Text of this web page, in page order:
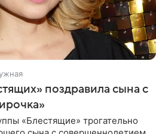
поздравила сына с
«Блестящие» трогательно